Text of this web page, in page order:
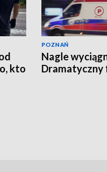
kto
POZNAŃ
Nagle
Dramatyczny